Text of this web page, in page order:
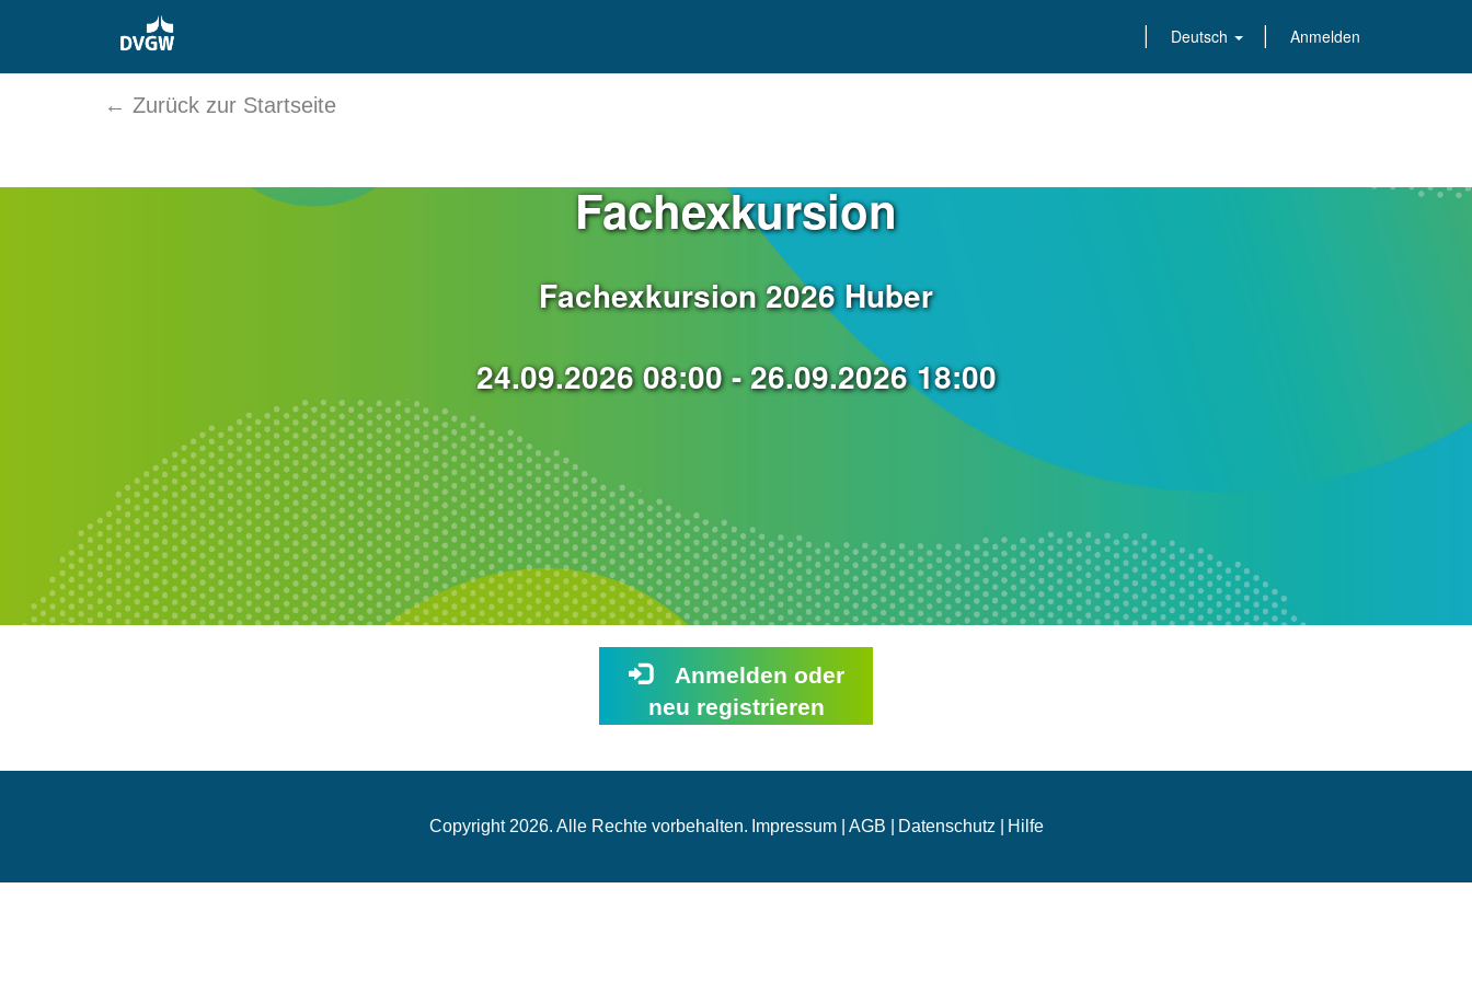
Deutsch Anmelden
← Zurück zur Startseite
Fachexkursion
Fachexkursion 2026 Huber
24.09.2026 08:00 - 26.09.2026 18:00
Anmelden oder
neu registrieren
Copyright 2026. Alle Rechte vorbehalten. Impressum | AGB | Datenschutz | Hilfe